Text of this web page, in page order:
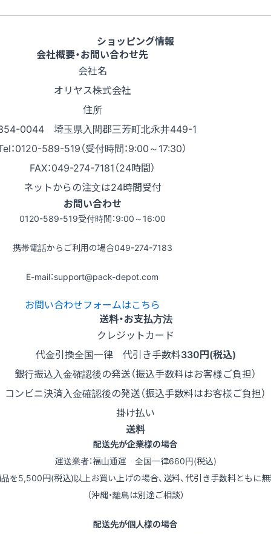
ショッピング情報
会社概要・お問い合わせ先
会社名
オリヤス株式会社
住所
0044 埼玉県入間郡三芳町北永井449-1
：0120-589-519（受付時間：9:00～17:30）
FAX：049-274-7181（24時間）
ネットからの注文は24時間受付
お問い合わせ
0120-589-519受付時間：9:00～16:00
携帯電話からご利用の場合049-274-7183
E-mail：support@pack-depot.com
お問い合わせフォームはこちら
送料・お支払方法
クレジットカード
代金引換全国一律 代引き手数料330円(税込)
銀行振込入金確認後の発送（振込手数料はお客様ご負担）
コンビニ決済入金確認後の発送（振込手数料はお客様ご負担）
掛け払い
送料
配送先が企業様の場合
運送業者：福山通運 全国一律660円(税込)
品を5,500円(税込)以上お買い上げの場合、送料、代引き手数料ともに無
（沖縄・離島は別途ご相談）
配送先が個人様の場合